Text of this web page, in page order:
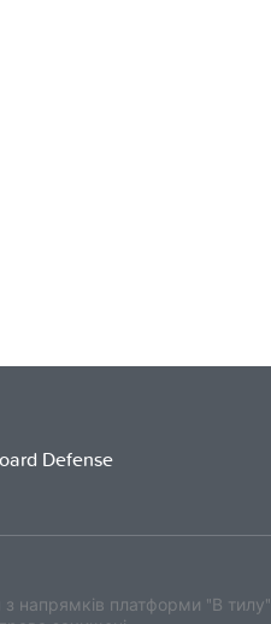
Defense
напрямків платформи "В тилу"